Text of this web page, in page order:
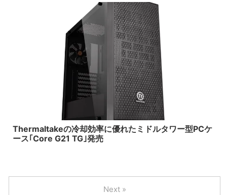
Thermaltakeの冷却効率に優れたミドルタワー型PCケ
ース｢Core G21 TG｣発売
Next »